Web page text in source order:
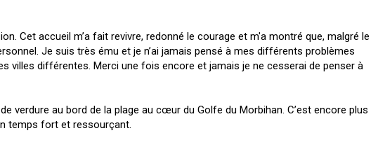
Cet accueil m’a fait revivre, redonné le courage et m'a montré que, malgré le
Je suis très ému et je n’ai jamais pensé à mes différents problèmes
villes différentes. Merci une fois encore et jamais je ne cesserai de penser à
verdure au bord de la plage au cœur du Golfe du Morbihan. C’est encore plus
temps fort et ressourçant.